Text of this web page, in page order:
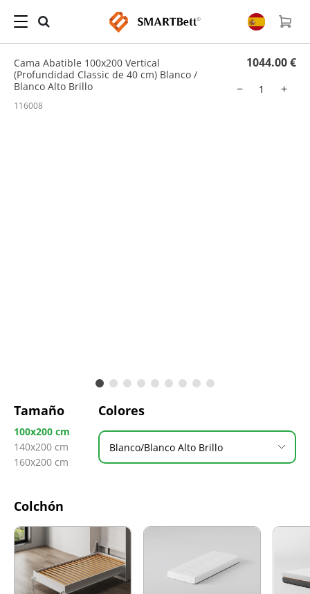
Hogar Cama Abatible
/ Cama Abatible 100x200 Vertical (Profundidad Classic de 40
Cama Abatible 100x200 Vertical
(Profundidad Classic de 40 cm) Blanco /
Blanco Alto Brillo
1044.00 €
−
+
116008
Tamaño
100x200 cm
140x200 cm
160x200 cm
Colores
Blanco/Blanco Alto Brillo
Colchón